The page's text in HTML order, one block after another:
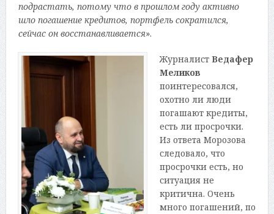
подрастать, потому что в прошлом году активно
шло погашение кредитов, портфель сократился,
сейчас он восстанавливается».
Журналист Ведафер
Меликов
поинтересовался,
охотно ли люди
погашают кредиты,
есть ли просрочки.
Из ответа Морозова
следовало, что
просрочки есть, но
ситуация не
критична. Очень
много погашений, по